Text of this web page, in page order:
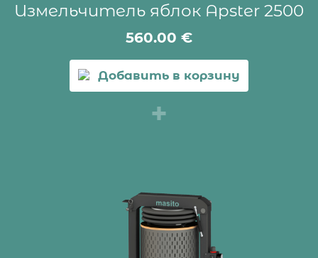
Измельчитель яблок Apster 2500
560.00 €
Добавить в корзину
+